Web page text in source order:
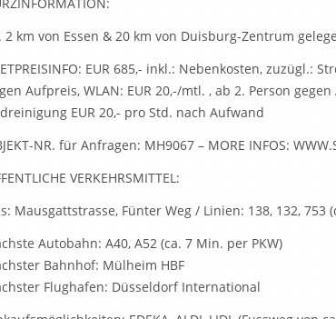
2 km von Essen & 20 km von Duisburg-Zentrum
EUR 685,- inkl.: Nebenkosten, zuzügl.:
Aufpreis, WLAN: EUR 20,-/mtl. , ab 2. Person
EUR 20,- pro Std. nach Aufwand
NR. für Anfragen: MH9067 – MORE INFOS:
VERKEHRSMITTEL:
Mausgattstrasse, Fünter Weg / Linien: 138, 132, 753
Autobahn: A40, A52 (ca. 7 Min. per PKW)
Bahnhof: Mülheim HBF
Flughafen: Düsseldorf International